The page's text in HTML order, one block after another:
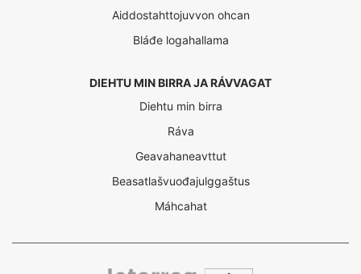
Aiddostahttojuvvon ohcan
Bláđe logahallama
DIEHTU MIN BIRRA JA RÁVVAGAT
Diehtu min birra
Ráva
Geavahaneavttut
Beasatlašvuođajulggaštus
Máhcahat